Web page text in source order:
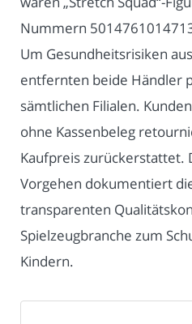
Nummern
Um Gesundheitsrisiken
entfernten beide Händler
sämtlichen Filialen.
ohne Kassenbeleg
Kaufpreis zurückerstattet.
Vorgehen dokumentiert
transparenten
Spielzeugbranche zum
Kindern.